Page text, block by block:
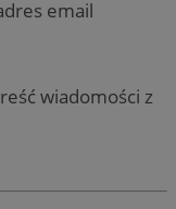
email
wiadomości z